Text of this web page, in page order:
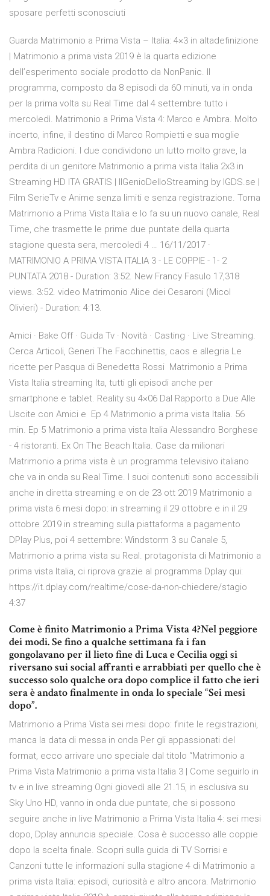
sposare perfetti sconosciuti
Guarda Matrimonio a Prima Vista – Italia: 4×3 in altadefinizione
| Matrimonio a prima vista 2019 è la quarta edizione
dell’esperimento sociale prodotto da NonPanic. Il
programma, composto da 8 episodi da 60 minuti, va in onda
per la prima volta su Real Time dal 4 settembre tutto i
mercoledì. Matrimonio a Prima Vista 4: Marco e Ambra. Molto
incerto, infine, il destino di Marco Rompietti e sua moglie
Ambra Radicioni. I due condividono un lutto molto grave, la
perdita di un genitore Matrimonio a prima vista Italia 2x3 in
Streaming HD ITA GRATIS | IlGenioDelloStreaming by IGDS.se |
Film SerieTv e Anime senza limiti e senza registrazione. Torna
Matrimonio a Prima Vista Italia e lo fa su un nuovo canale, Real
Time, che trasmette le prime due puntate della quarta
stagione questa sera, mercoledì 4 … 16/11/2017 ·
MATRIMONIO A PRIMA VISTA ITALIA 3 - LE COPPIE - 1- 2
PUNTATA 2018 - Duration: 3:52. New Francy Fasulo 17,318
views. 3:52. video Matrimonio Alice dei Cesaroni (Micol
Olivieri) - Duration: 4:13.
Amici · Bake Off · Guida Tv · Novità · Casting · Live Streaming.
Cerca Articoli, Generi The Facchinettis, caos e allegria Le
ricette per Pasqua di Benedetta Rossi Matrimonio a Prima
Vista Italia streaming Ita, tutti gli episodi anche per
smartphone e tablet. Reality su 4×06 Dal Rapporto a Due Alle
Uscite con Amici e Ep 4 Matrimonio a prima vista Italia. 56
min. Ep 5 Matrimonio a prima vista Italia Alessandro Borghese
- 4 ristoranti. Ex On The Beach Italia. Case da milionari
Matrimonio a prima vista è un programma televisivo italiano
che va in onda su Real Time. I suoi contenuti sono accessibili
anche in diretta streaming e on de 23 ott 2019 Matrimonio a
prima vista 6 mesi dopo: in streaming il 29 ottobre e in il 29
ottobre 2019 in streaming sulla piattaforma a pagamento
DPlay Plus, poi 4 settembre: Windstorm 3 su Canale 5,
Matrimonio a prima vista su Real. protagonista di Matrimonio a
prima vista Italia, ci riprova grazie al programma Dplay qui:
https://it.dplay.com/realtime/cose-da-non-chiedere/stagio
4:37
Come è finito Matrimonio a Prima Vista 4?Nel peggiore
dei modi. Se fino a qualche settimana fa i fan
gongolavano per il lieto fine di Luca e Cecilia oggi si
riversano sui social affranti e arrabbiati per quello che è
successo solo qualche ora dopo complice il fatto che ieri
sera è andato finalmente in onda lo speciale “Sei mesi
dopo”.
Matrimonio a Prima Vista sei mesi dopo: finite le registrazioni,
manca la data di messa in onda Per gli appassionati del
format, ecco arrivare uno speciale dal titolo “Matrimonio a
Prima Vista Matrimonio a prima vista Italia 3 | Come seguirlo in
tv e in live streaming Ogni giovedì alle 21.15, in esclusiva su
Sky Uno HD, vanno in onda due puntate, che si possono
seguire anche in live Matrimonio a Prima Vista Italia 4: sei mesi
dopo, Dplay annuncia speciale. Cosa è successo alle coppie
dopo la scelta finale. Scopri sulla guida di TV Sorrisi e
Canzoni tutte le informazioni sulla stagione 4 di Matrimonio a
prima vista Italia: episodi, curiosità e altro ancora. Matrimonio